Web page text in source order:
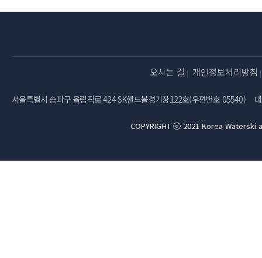
오시는 길 개인정보처리방침
서울특별시 송파구 올림픽로 424 SK핸드볼경기장122호(우편번호 05540)
COPYRIGHT ⓒ 2021 Korea Waterski